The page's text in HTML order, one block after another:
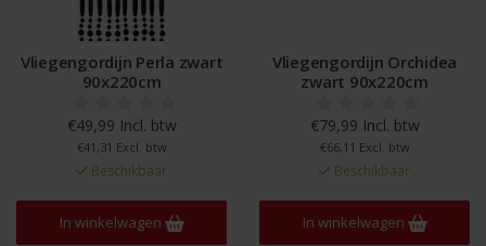
Vliegengordijn Perla zwart
90x220cm
€49,99 Incl. btw
€41,31 Excl. btw
Beschikbaar
In winkelwagen
Vliegengordijn Orchidea
zwart 90x220cm
€79,99 Incl. btw
€66,11 Excl. btw
Beschikbaar
In winkelwagen